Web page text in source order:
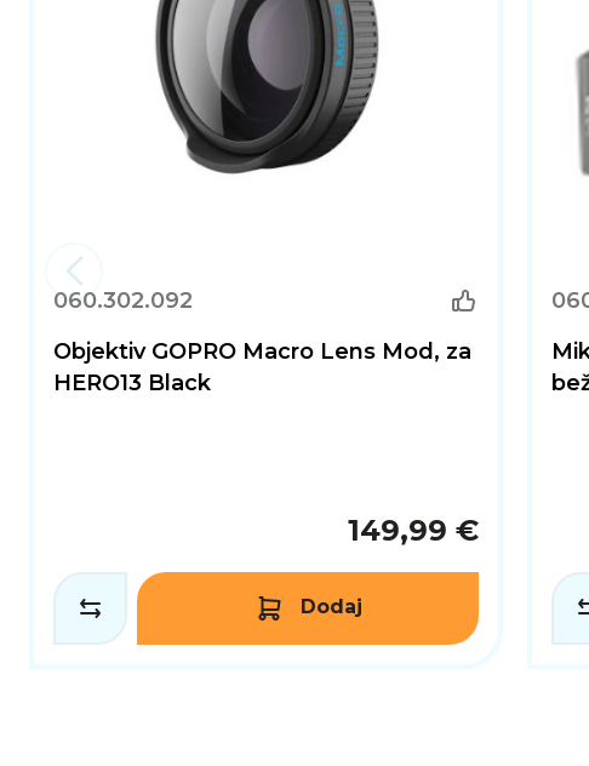
060.302.092
Objektiv GOPRO Macro Lens Mod, za
HERO13 Black
149,99 €
Dodaj